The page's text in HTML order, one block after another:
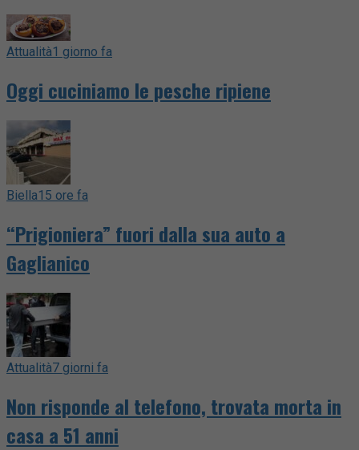
Attualità1 giorno fa
Oggi cuciniamo le pesche ripiene
Biella15 ore fa
“Prigioniera” fuori dalla sua auto a
Gaglianico
Attualità7 giorni fa
Non risponde al telefono, trovata morta in
casa a 51 anni